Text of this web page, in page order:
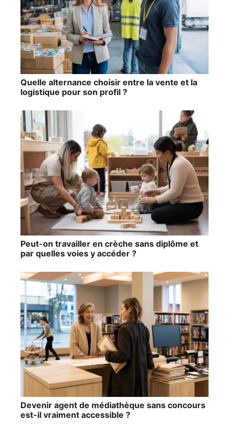
Quelle alternance choisir entre la vente et la
logistique pour son profil ?
Peut-on travailler en crèche sans diplôme et
par quelles voies y accéder ?
Devenir agent de médiathèque sans concours
est-il vraiment accessible ?